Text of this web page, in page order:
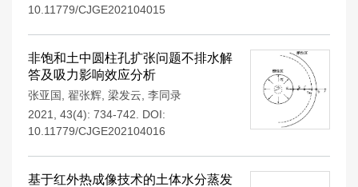
10.11779/CJGE202104015
非饱和土中圆柱孔扩张问题不排水解
答及吸力影响效应分析
张亚国 翟张辉 梁发云 李同录
2021, 43(4): 734-742.
DOI:
10.11779/CJGE202104016
基于红外热成像技术的土体水分蒸发